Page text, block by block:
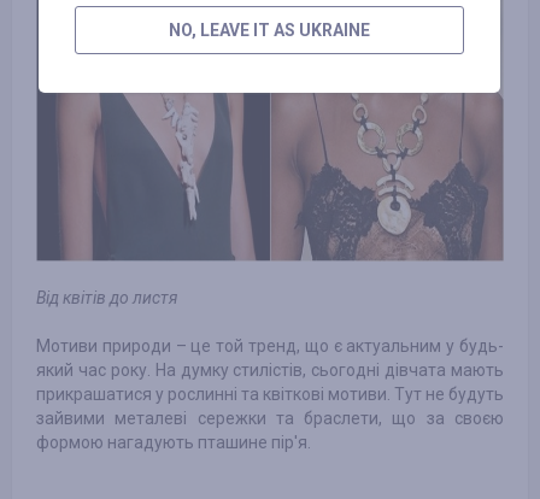
Від квітів до листя
Мотиви природи – це той тренд, що є актуальним у будь-
який час року. На думку стилістів, сьогодні дівчата мають
прикрашатися у рослинні та квіткові мотиви. Тут не будуть
зайвими металеві сережки та браслети, що за своєю
формою нагадують пташине пір'я.
NO, LEAVE IT AS UKRAINE